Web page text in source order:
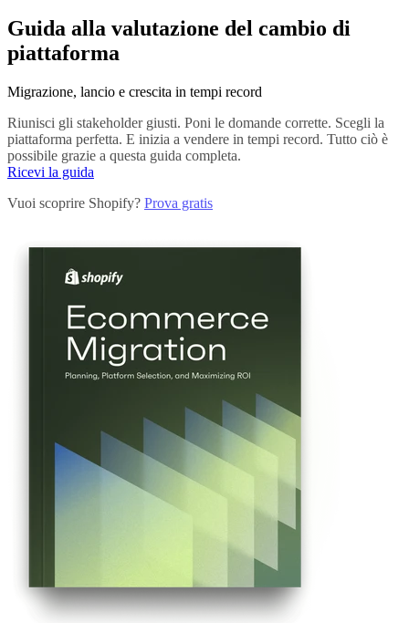
Guida alla valutazione del cambio di
piattaforma
Migrazione, lancio e crescita in tempi record
Riunisci gli stakeholder giusti. Poni le domande corrette. Scegli la
piattaforma perfetta. E inizia a vendere in tempi record. Tutto ciò è
possibile grazie a questa guida completa.
Ricevi la guida
Vuoi scoprire Shopify? Prova gratis